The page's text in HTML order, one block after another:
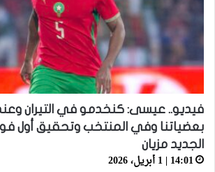
فيديو.. عيسى: كنخدمو في التيران
بعضياتنا وفي المنتخب وتحقيق أول
الجديد مزيان
14:01 | 1 أبريل، 2026